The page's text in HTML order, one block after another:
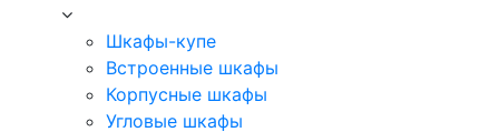
Шкафы-купе
Встроенные шкафы
Корпусные шкафы
Угловые шкафы